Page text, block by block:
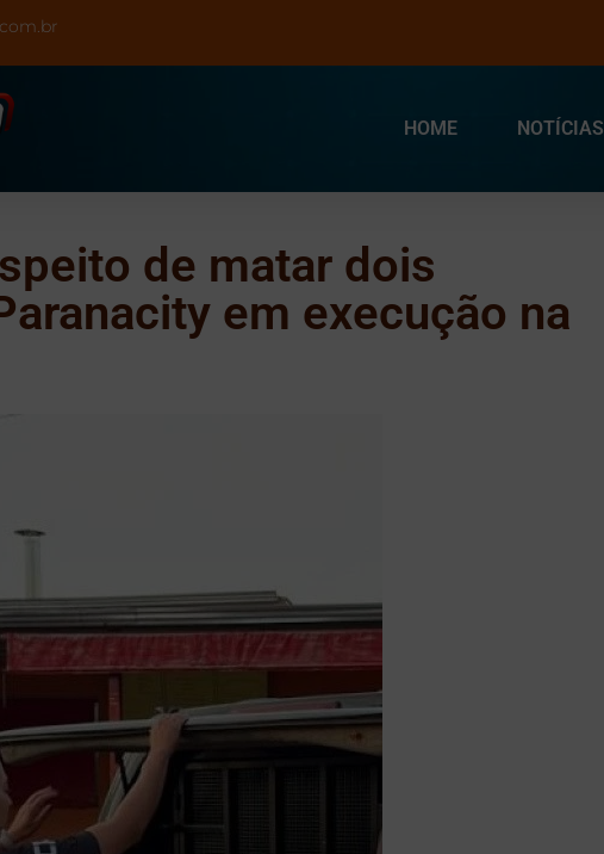
HOME NOTÍCIAS
de matar dois
em execução na